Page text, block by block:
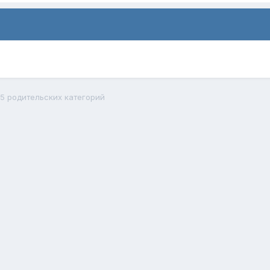
родительских категорий